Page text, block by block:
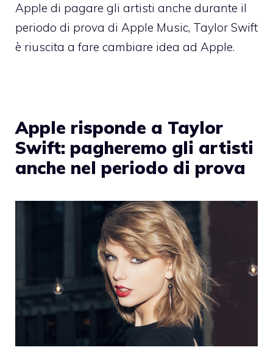
Apple di pagare gli artisti anche durante il
periodo di prova di Apple Music, Taylor Swift
è riuscita a fare cambiare idea ad Apple.
Apple risponde a Taylor
Swift: pagheremo gli artisti
anche nel periodo di prova